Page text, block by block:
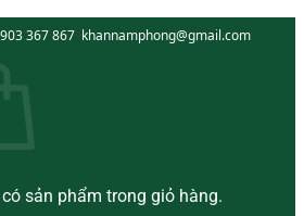
367 867 khannamphong@gmail.com
sản phẩm trong giỏ hàng.